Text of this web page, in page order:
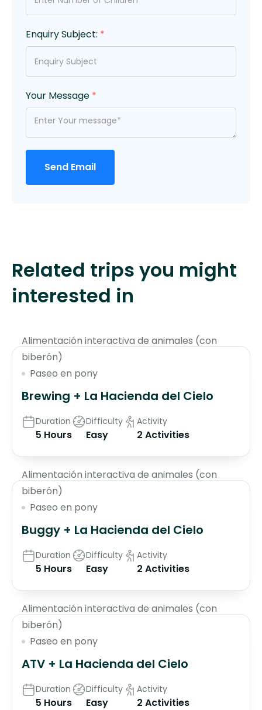
Enquiry Subject: *
Your Message *
Send Email
Related trips you might
interested in
Alimentación interactiva de animales (con
biberón)
Paseo en pony
Brewing + La Hacienda del Cielo
Duration
5 Hours
Difficulty
Easy
Activity
2 Activities
Alimentación interactiva de animales (con
biberón)
Paseo en pony
Buggy + La Hacienda del Cielo
Duration
5 Hours
Difficulty
Easy
Activity
2 Activities
Alimentación interactiva de animales (con
biberón)
Paseo en pony
ATV + La Hacienda del Cielo
Duration
5 Hours
Difficulty
Easy
Activity
2 Activities